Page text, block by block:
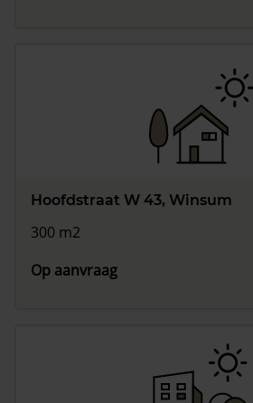
Hoofdstraat W 43, Winsum
300 m2
Op aanvraag